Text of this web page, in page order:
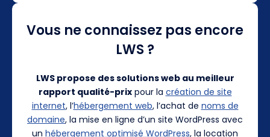
Vous ne connaissez pas encore
LWS ?
LWS propose des solutions web au meilleur
rapport qualité-prixpour la création de site
internet, l’hébergement web, l’achat de noms de
domaine, la mise en ligne d’un site WordPress avec
un hébergement optimisé WordPress, la location